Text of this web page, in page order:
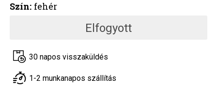
Szín: fehér
Elfogyott
30 napos visszaküldés
1-2 munkanapos szállítás